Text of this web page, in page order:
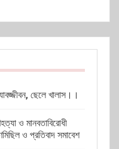
ছেলে খালাস।।
ও মানবতাবিরোধী
ও প্রতিবাদ সমাবেশ